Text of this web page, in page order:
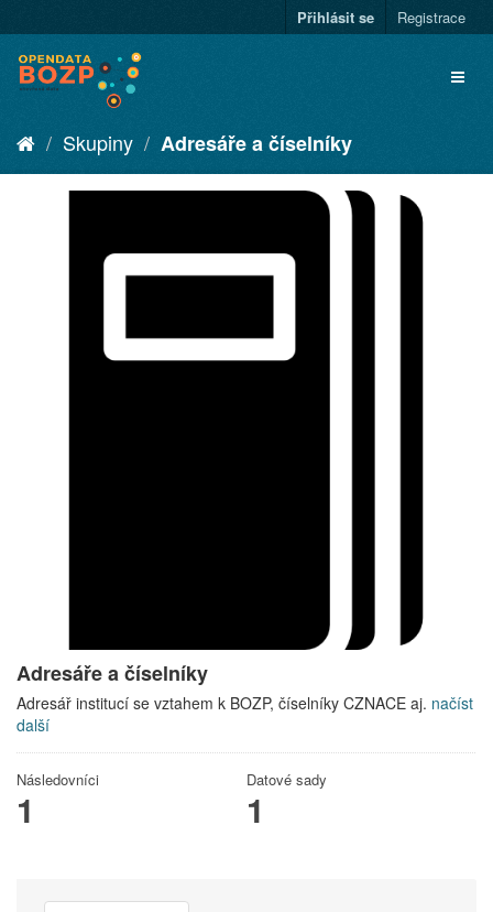
Přihlásit se Registrace
Skupiny Adresáře a číselníky
Adresáře a číselníky
Adresář institucí se vztahem k BOZP, číselníky CZNACE aj. načíst
další
Následovníci
1
Datové sady
1